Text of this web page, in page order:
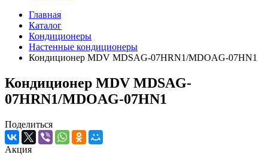
Главная
Каталог
Кондиционеры
Настенные кондиционеры
Кондиционер MDV MDSAG-07HRN1/MDOAG-07HN1
Кондиционер MDV MDSAG-
07HRN1/MDOAG-07HN1
Поделиться
Акция